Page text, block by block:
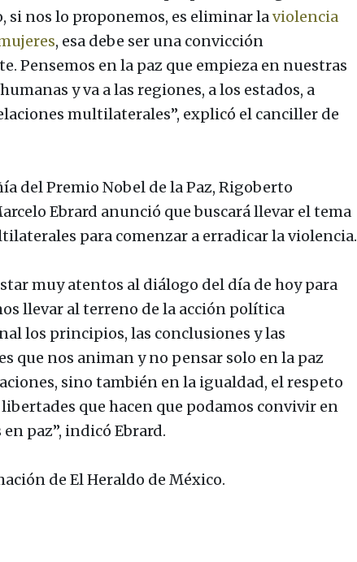
si nos lo proponemos, es eliminar laviolencia
, esa debe ser una convicción
Pensemos en la paz que empieza en nuestras
y va a las regiones, a los estados, a
multilaterales”, explicó el canciller de
del Premio Nobel de la Paz, Rigoberto
Ebrard anunció que buscará llevar el tema
para comenzar a erradicar la violencia.
muy atentos al diálogo del día de hoy para
llevar al terreno de la acción política
los principios, las conclusiones y las
que nos animan y no pensar solo en la paz
sino también en la igualdad, el respeto
que hacen que podamos convivir en
en paz”, indicó Ebrard.
de El Heraldo de México.